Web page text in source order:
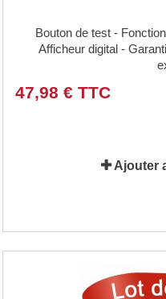
Bouton de test -
Afficheur digital -
47,98 € TTC
Ajouter